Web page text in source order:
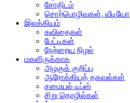
சோதிடம்
சொற்பொழிவுகள், வீடியோ
இலக்கியம்
கவிதைகள்
பேட்டிகள்
நேற்றைய நிழல்
மகளிருக்காக
அழகுக் குறிப்பு
ஆரோக்கியத் தகவல்கள்
சமையல் டிப்ஸ்
சிறு தொழில்கள்